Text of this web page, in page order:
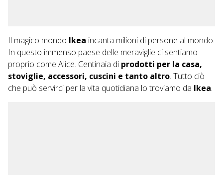
Il magico mondo Ikea incanta milioni di persone al mondo.
In questo immenso paese delle meraviglie ci sentiamo
proprio come Alice. Centinaia di prodotti per la casa,
stoviglie, accessori, cuscini e tanto altro. Tutto ciò
che può servirci per la vita quotidiana lo troviamo da Ikea.